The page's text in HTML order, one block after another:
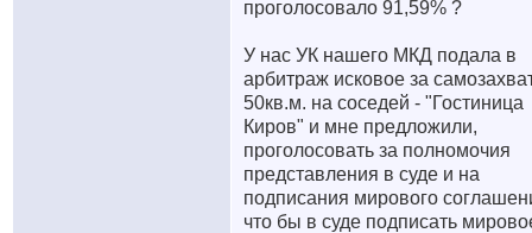
проголосовало 91,59% ?
У нас УК нашего МКД подала в
арбитраж исковое за
50кв.м. на соседей - "Гостиница
Киров" и мне предложили,
проголосовать за полномочия
представления в суде и на
подписания мирового
что бы в суде подписать